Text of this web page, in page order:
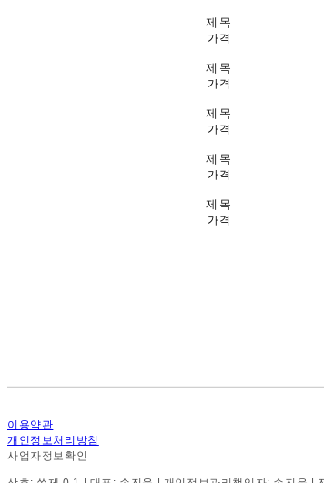
제목
가격
제목
가격
제목
가격
제목
가격
제목
가격
이용약관
개인정보처리방침
사업자정보확인